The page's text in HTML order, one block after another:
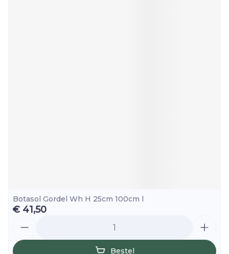
Botasol Gordel Wh H 25cm 100cm l
€ 41,50
Bestel